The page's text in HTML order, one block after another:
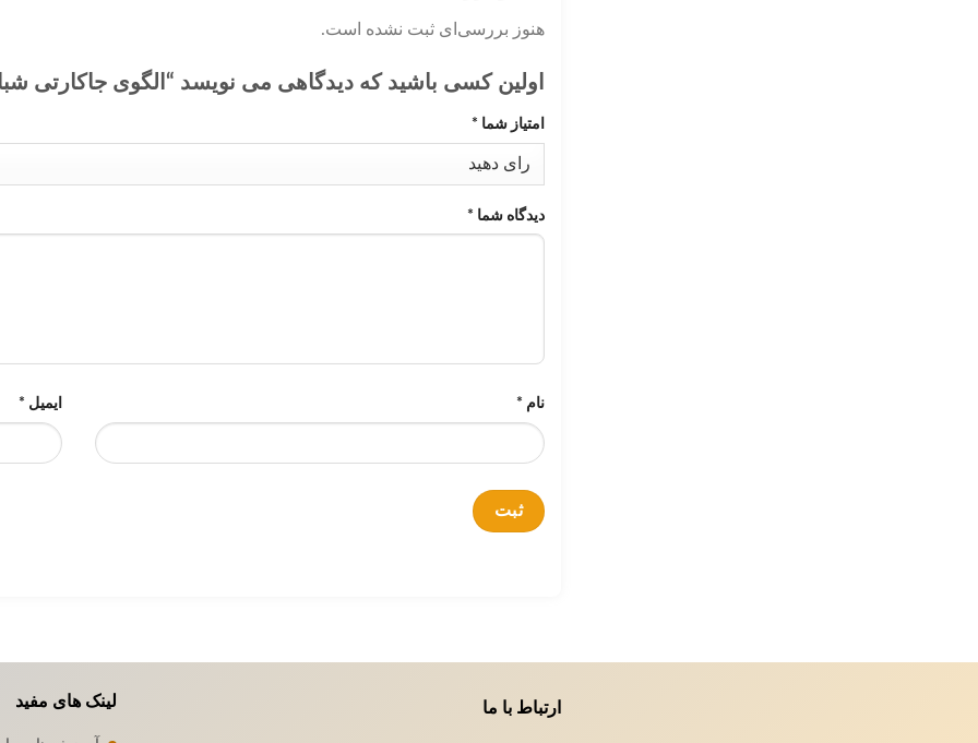
هنوز بررسی‌ای ثبت نشده است.
اولین کسی باشید که دیدگاهی می نویسد “الگوی جاکارتی
امتیاز شما *
دیدگاه شما *
نام * ایمیل *
ارتباط با ما لینک های مفید